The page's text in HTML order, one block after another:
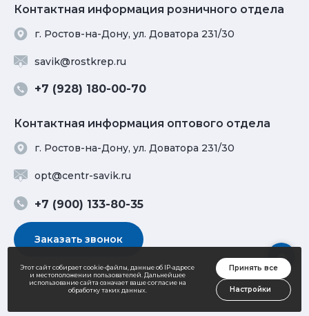
Контактная информация розничного отдела
г. Ростов-на-Дону, ул. Доватора 231/30
savik@rostkrep.ru
+7 (928) 180-00-70
Контактная информация оптового отдела
г. Ростов-на-Дону, ул. Доватора 231/30
opt@centr-savik.ru
+7 (900) 133-80-35
Заказать звонок
Этот сайт собирает cookie-файлы, данные об IP-адресе
и местоположении пользователей. Дальнейшее
использование сайта означает ваше согласие на
обработку таких данных.
Принять все
Настройки